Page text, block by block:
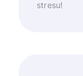
stresu!